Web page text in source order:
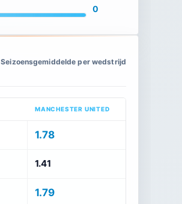
0
Seizoensgemiddelde per wedstrijd
MANCHESTER UNITED
1.78
1.41
1.79